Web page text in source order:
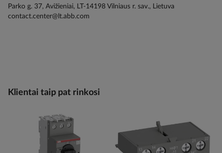
Parko g. 37, Avižieniai, LT-14198 Vilniaus r. sav., Lietuva
contact.center@lt.abb.com
Klientai taip pat rinkosi